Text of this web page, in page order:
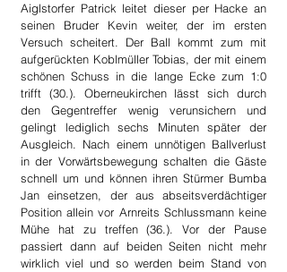
Aiglstorfer Patrick leitet dieser per Hacke an
seinen Bruder Kevin weiter, der im ersten
Versuch scheitert. Der Ball kommt zum mit
aufgerückten Koblmüller Tobias, der mit einem
schönen Schuss in die lange Ecke zum 1:0
trifft (30.). Oberneukirchen lässt sich durch
den Gegentreffer wenig verunsichern und
gelingt lediglich sechs Minuten später der
Ausgleich. Nach einem unnötigen Ballverlust
in der Vorwärtsbewegung schalten die Gäste
schnell um und können ihren Stürmer Bumba
Jan einsetzen, der aus abseitsverdächtiger
Position allein vor Arnreits Schlussmann keine
Mühe hat zu treffen (36.). Vor der Pause
passiert dann auf beiden Seiten nicht mehr
wirklich viel und so werden beim Stand von